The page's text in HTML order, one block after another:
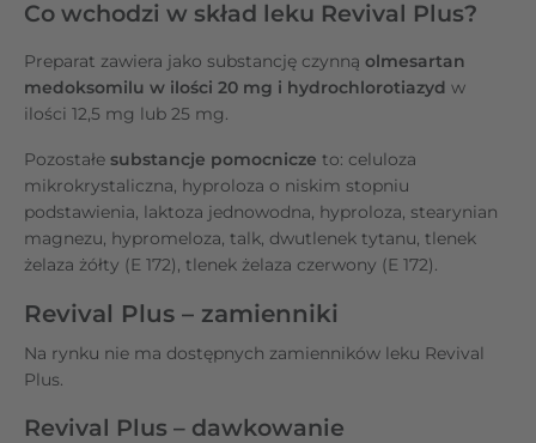
Co wchodzi w skład leku Revival Plus?
Preparat zawiera jako substancję czynną olmesartan
medoksomilu w ilości 20 mg i hydrochlorotiazyd w
ilości 12,5 mg lub 25 mg.
Pozostałe substancje pomocnicze to: celuloza
mikrokrystaliczna, hyproloza o niskim stopniu
podstawienia, laktoza jednowodna, hyproloza, stearynian
magnezu, hypromeloza, talk, dwutlenek tytanu, tlenek
żelaza żółty (E 172), tlenek żelaza czerwony (E 172).
Revival Plus – zamienniki
Na rynku nie ma dostępnych zamienników leku Revival
Plus.
Revival Plus – dawkowanie